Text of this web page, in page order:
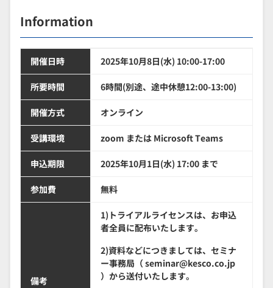
Information
開催日時 2025年10月8日(水) 10:00-17:00
所要時間 6時間(別途、途中休憩12:00-13:00)
開催方式 オンライン
受講環境 zoom または Microsoft Teams
申込期限 2025年10月1日(水) 17:00 まで
参加費 無料
備考
1)トライアルライセンスは、お申込
者全員に配布いたします。
2)資料などにつきましては、セミナ
ー事務局（ seminar@kesco.co.jp
）から送付いたします。